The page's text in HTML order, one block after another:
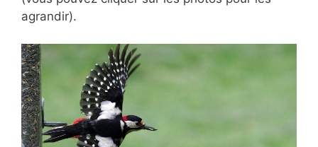
agrandir).